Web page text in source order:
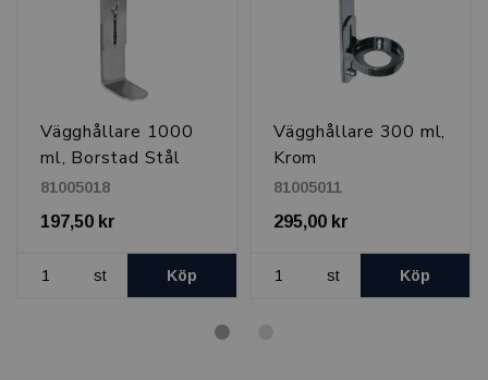
Vägghållare 1000
ml, Borstad Stål
81005018
197,50 kr
st Köp
Vägghållare 300 ml,
Krom
81005011
295,00 kr
st Köp